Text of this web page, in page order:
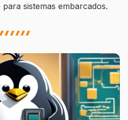
sistemas embarcados.
highlight shape